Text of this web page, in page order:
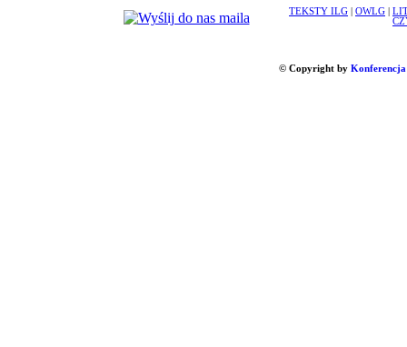
TEKSTY ILG OWLG
© Copyright by Konferencja